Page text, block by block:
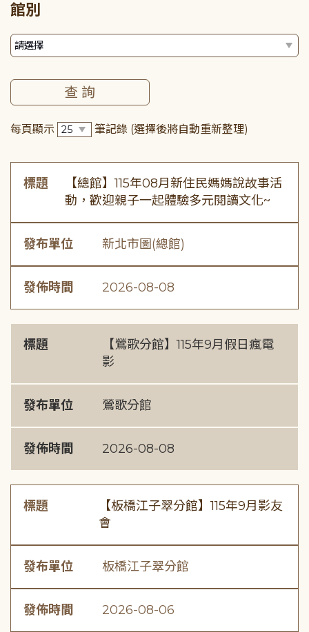
館別
每頁顯示 筆記錄 (選擇後將自動重新整理)
標題
【總館】115年08月新住民媽媽說故事活
動，歡迎親子一起體驗多元閱讀文化~
發布單位 新北市圖(總館)
發佈時間 2026-08-08
標題
【鶯歌分館】115年9月假日瘋電
影
發布單位 鶯歌分館
發佈時間 2026-08-08
標題
【板橋江子翠分館】115年9月影友
會
發布單位 板橋江子翠分館
發佈時間 2026-08-06